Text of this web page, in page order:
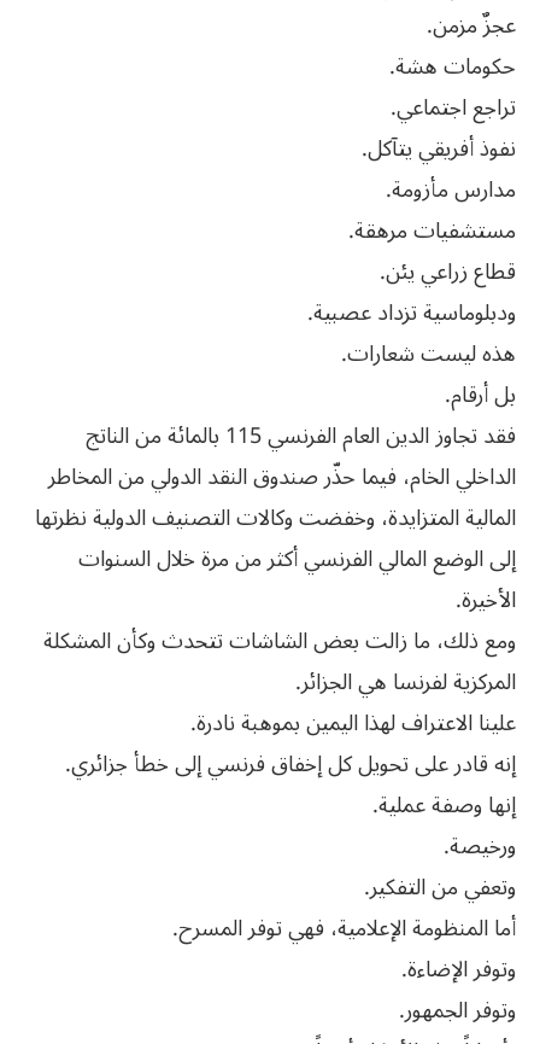
عجزٌ مزمن.
حكومات هشة.
تراجع اجتماعي.
نفوذ أفريقي يتآكل.
مدارس مأزومة.
مستشفيات مرهقة.
قطاع زراعي يئن.
ودبلوماسية تزداد عصبية.
هذه ليست شعارات.
بل أرقام.
فقد تجاوز الدين العام الفرنسي 115 بالمائة من الناتج
الداخلي الخام، فيما حذّر صندوق النقد الدولي من المخاطر
المالية المتزايدة، وخفضت وكالات التصنيف الدولية نظرتها
إلى الوضع المالي الفرنسي أكثر من مرة خلال السنوات
الأخيرة.
ومع ذلك، ما زالت بعض الشاشات تتحدث وكأن المشكلة
المركزية لفرنسا هي الجزائر.
علينا الاعتراف لهذا اليمين بموهبة نادرة.
إنه قادر على تحويل كل إخفاق فرنسي إلى خطأ جزائري.
إنها وصفة عملية.
ورخيصة.
وتعفي من التفكير.
أما المنظومة الإعلامية، فهي توفر المسرح.
وتوفر الإضاءة.
وتوفر الجمهور.